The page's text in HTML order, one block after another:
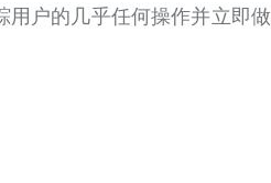
户的几乎任何操作并立即做